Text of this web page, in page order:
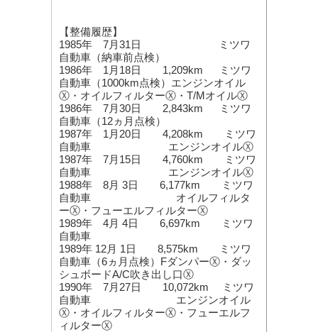
【整備履歴】
1985年 7月31日 ミツワ
自動車（納車前点検）
1986年 1月18日 1,209km ミツワ
自動車（1000km点検）エンジンオイル
Ⓧ・オイルフィルターⓍ・T/MオイルⓍ
1986年 7月30日 2,843km ミツワ
自動車（12ヵ月点検）
1987年 1月20日 4,208km ミツワ
自動車 エンジンオイルⓍ
1987年 7月15日 4,760km ミツワ
自動車 エンジンオイルⓍ
1988年 8月 3日 6,177km ミツワ
自動車 オイルフィルタ
ーⓍ・フューエルフィルターⓍ
1989年 4月 4日 6,697km ミツワ
自動車
1989年 12月 1日 8,575km ミツワ
自動車（6ヵ月点検）FダンパーⓍ・ダッ
シュボードA/C吹き出し口Ⓧ
1990年 7月27日 10,072km ミツワ
自動車 エンジンオイル
Ⓧ・オイルフィルターⓍ・フューエルフ
ィルターⓍ